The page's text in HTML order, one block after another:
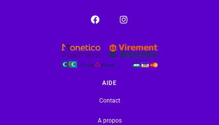
AIDE
Contact
A propos